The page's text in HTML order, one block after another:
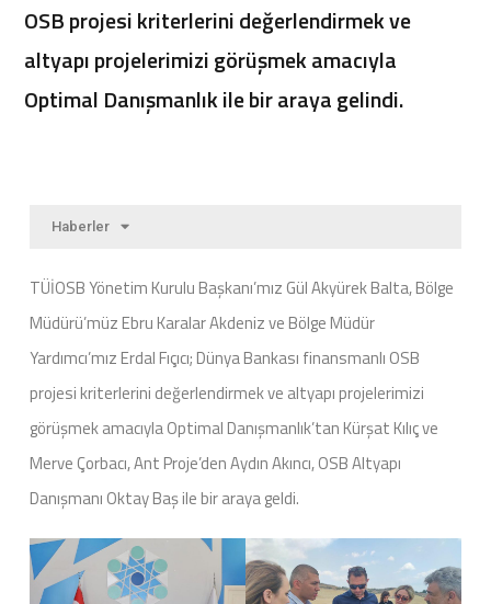
OSB projesi kriterlerini değerlendirmek ve
altyapı projelerimizi görüşmek amacıyla
Optimal Danışmanlık ile bir araya gelindi.
Haberler
TÜİOSB Yönetim Kurulu Başkanı’mız Gül Akyürek Balta, Bölge
Müdürü’müz Ebru Karalar Akdeniz ve Bölge Müdür
Yardımcı’mız Erdal Fıçıcı; Dünya Bankası finansmanlı OSB
projesi kriterlerini değerlendirmek ve altyapı projelerimizi
görüşmek amacıyla Optimal Danışmanlık’tan Kürşat Kılıç ve
Merve Çorbacı, Ant Proje’den Aydın Akıncı, OSB Altyapı
Danışmanı Oktay Baş ile bir araya geldi.